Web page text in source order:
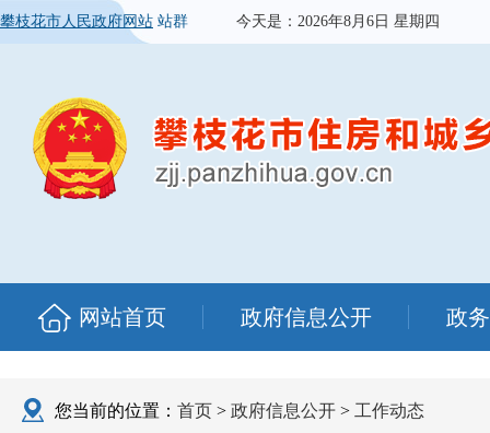
攀枝花市人民政府网站 站群 今天是： 2026年8月6日 星期四
网站首页 政府信息公开 政
您当前的位置： 首页 > 政府信息公开 > 工作动态